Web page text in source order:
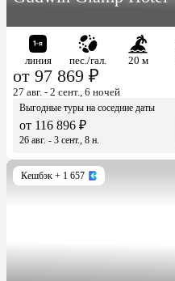
линия пес./гал. 20 м
от 97 869 ₽
27 авг. - 2 сент., 6 ночей
Выгодные туры на соседние даты
от 116 896 ₽
26 авг. - 3 сент., 8 н.
Кешбэк + 1 657